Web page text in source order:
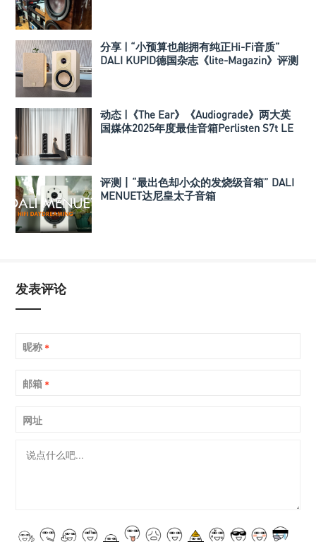
分享 | “小预算也能拥有纯正Hi-Fi音质”
DALI KUPID德国杂志《lite-Magazin》评测
动态 |《The Ear》《Audiograde》两大英
国媒体2025年度最佳音箱Perlisten S7t LE
评测丨“最出色却小众的发烧级音箱” DALI
MENUET达尼皇太子音箱
发表评论
昵称 *
邮箱 *
网址